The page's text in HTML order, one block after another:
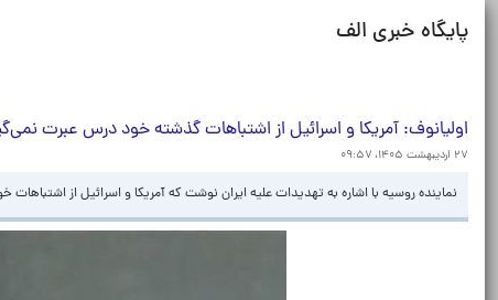
پایگاه خبری الف
اولیانوف: آمریکا و اسرائیل از اشتباهات گذشته خود درس عبرت
۲۷ اردیبهشت ۱۴۰۵، ۰۹:۵۷
نماینده روسیه با اشاره به تهدیدات علیه ایران نوشت که آمریکا و اسرائیل از